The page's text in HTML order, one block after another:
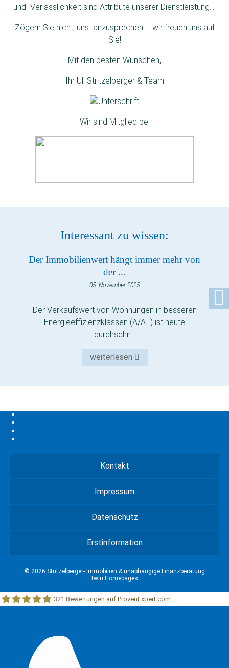
und Verlässlichkeit sind Attribute unserer Dienstleistung….
Zögern Sie nicht, uns anzusprechen – wir freuen uns auf
Sie!
Mit den besten Wünschen,
Ihr Uli Stritzelberger & Team
Wir sind Mitglied bei
Interessant zu wissen:
Der Immobilienwert hängt immer mehr von
der ...
05. November 2025
Der Verkaufswert von Wohnungen in besseren
Energieeffizienzklassen (A/A+) ist heute
durchschn...
weiterlesen
Kontakt
Impressum
Datenschutz
Erstinformation
© 2026 Stritzelberger- Immobilien & unabhängige Finanzberatung
twin Homepages
321 Bewertungen auf ProvenExpert.com